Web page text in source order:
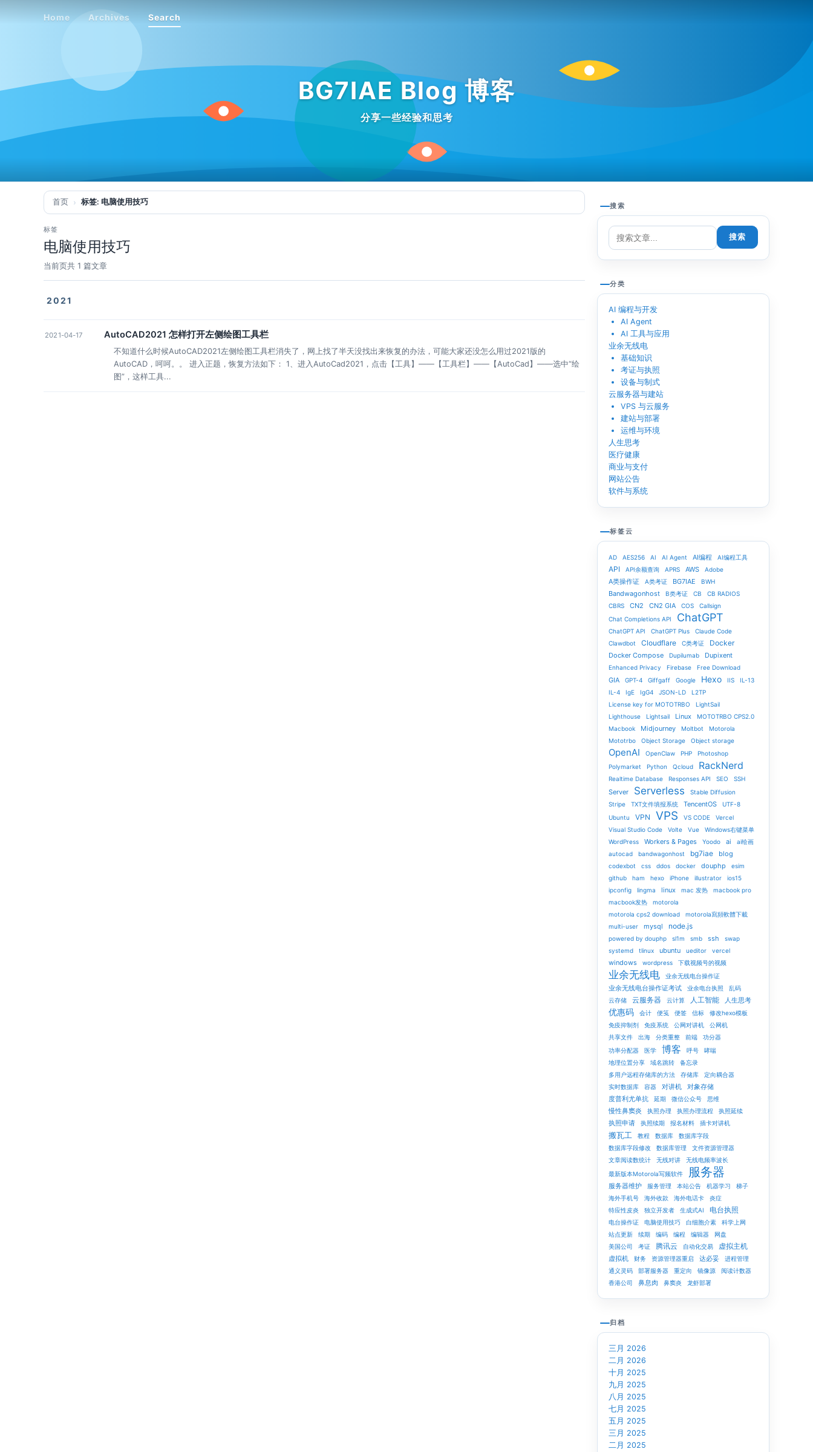
BG7IAE Blog 博客
分享一些经验和思考
Home Archives Search
首页 标签: 电脑使用技巧
标签
电脑使用技巧
当前页共 1 篇文章
2021
2021-04-17 AutoCAD2021 怎样打开左侧绘图工具栏
不知道什么时候AutoCAD2021左侧绘图工具栏消失了，网上找了半天没找出来恢复的办法，可能大家还没怎么用过2021版的
AutoCAD，呵呵。。 进入正题，恢复方法如下： 1、进入AutoCad2021，点击【工具】——【工具栏】——【AutoCad】——选中“绘
图”，这样工具...
搜索
搜索
分类
AI 编程与开发
AI Agent
AI 工具与应用
业余无线电
基础知识
考证与执照
设备与制式
云服务器与建站
VPS 与云服务
建站与部署
运维与环境
人生思考
医疗健康
商业与支付
网站公告
软件与系统
标签云
AD AES256 AI AI Agent AI编程 AI编程工具
API API余额查询 APRS AWS Adobe
A类操作证 A类考证 BG7IAE BWH
Bandwagonhost B类考证 CB
CB RADIOS
CBRS
CN2 CN2 GIA COS
Callsign
Chat Completions API
ChatGPT
ChatGPT API ChatGPT Plus
Claude Code
Clawdbot
Cloudflare C类考证 Docker
Docker Compose Dupilumab Dupixent
Enhanced Privacy Firebase Free Download
GIA GPT-4 Giffgaff Google Hexo IIS
IL-13
IL-4
IgE IgG4 JSON-LD
L2TP
License key for MOTOTRBO
LightSail
Lighthouse
Lightsail Linux
MOTOTRBO CPS2.0
Macbook
Midjourney Moltbot
Motorola
Mototrbo
Object Storage Object storage
OpenAI OpenClaw PHP
Photoshop
Polymarket
Python Qcloud RackNerd
Realtime Database Responses API SEO SSH
Server Serverless
Stable Diffusion
Stripe
TXT文件填报系统 TencentOS
UTF-8
Ubuntu
VPN VPS VS CODE
Vercel
Visual Studio Code
Volte Vue
Windows右键菜单
WordPress
Workers & Pages Yoodo ai
ai绘画
autocad
bandwagonhost bg7iae blog
codexbot css ddos docker douphp
esim
github
ham hexo iPhone illustrator
ios15
ipconfig
lingma linux mac 发热
macbook pro
macbook发热
motorola
motorola cps2 download
motorola寫頻軟體下載
multi-user
mysql node.js
powered by douphp sl1m smb ssh
swap
systemd
tlinux ubuntu ueditor vercel
windows wordpress 下载视频号的视频
业余无线电 业余无线电台操作证
业余无线电台操作证考试 业余电台执照
乱码
云存储
云服务器 云计算 人工智能 人生思考
优惠码 会计 便笺 便签 信标
修改hexo模板
免疫抑制剂
免疫系统 公网对讲机
公网机
共享文件
出海 分类重整 前端
功分器
功率分配器
医学 博客 呼号
哮喘
地理位置分享
域名跳转
备忘录
多用户远程存储库的方法
存储库
定向耦合器
实时数据库
容器 对讲机
对象存储
度普利尤单抗
延期 微信公众号 思维
慢性鼻窦炎 执照办理 执照办理流程 执照延续
执照申请 执照续期 报名材料 插卡对讲机
搬瓦工 教程 数据库
数据库字段
数据库字段修改
数据库管理
文件资源管理器
文章阅读数统计
无线对讲
无线电频率波长
最新版本Motorola写频软件
服务器
服务器维护 服务管理 本站公告 机器学习
梯子
海外手机号
海外收款 海外电话卡
炎症
特应性皮炎
独立开发者 生成式AI 电台执照
电台操作证 电脑使用技巧 白细胞介素
科学上网
站点更新
续期 编码 编程 编辑器
网盘
美国公司
考证 腾讯云 自动化交易 虚拟主机
虚拟机 财务 资源管理器重启 达必妥
进程管理
通义灵码
部署服务器 重定向 镜像源
阅读计数器
香港公司
鼻息肉 鼻窦炎 龙虾部署
归档
三月 2026
二月 2026
十月 2025
九月 2025
八月 2025
七月 2025
五月 2025
三月 2025
二月 2025